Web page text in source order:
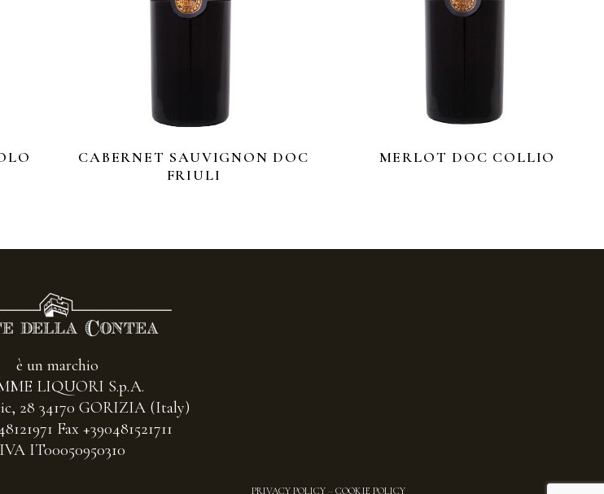
CABERNET SAUVIGNON DOC
FRIULI
MERLOT DOC COLLIO
è un marchio
LIQUORI S.p.A.
28 34170 GORIZIA (Italy)
Fax +390481521711
IT00050950310
PRIVACY POLICY – COOKIE POLICY